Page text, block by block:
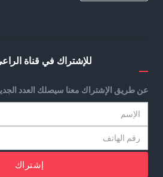
للإشتراك في قناة
عن طريق الإشتراك معنا سيصلك العدد
إشتراك